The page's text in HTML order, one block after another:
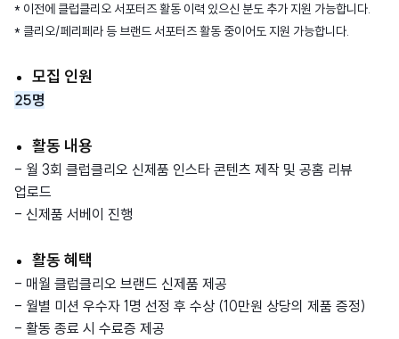
* 이전에 클럽클리오 서포터즈 활동 이력 있으신 분도 추가 지원 가능합니다.
* 클리오/페리페라 등 브랜드 서포터즈 활동 중이어도 지원 가능합니다.
모집 인원
25명
활동 내용
- 월 3회 클럽클리오 신제품 인스타 콘텐츠 제작 및 공홈 리뷰
업로드
- 신제품 서베이 진행
활동 혜택
- 매월 클럽클리오 브랜드 신제품 제공
- 월별 미션 우수자 1명 선정 후 수상 (10만원 상당의 제품 증정)
- 활동 종료 시 수료증 제공